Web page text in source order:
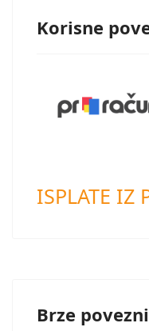
Korisne
ISPLATE IZ
Brze